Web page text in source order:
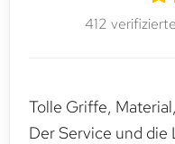
412
Tolle Griffe,
Der Service und